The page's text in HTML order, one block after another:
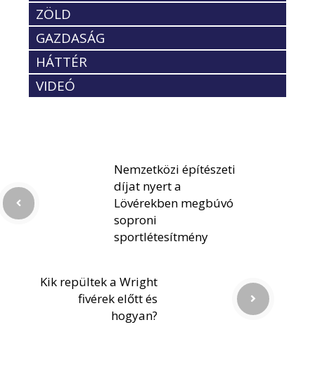
ZÖLD
GAZDASÁG
HÁTTÉR
VIDEÓ
Nemzetközi építészeti
díjat nyert a
Lövérekben megbúvó
soproni
sportlétesítmény
Kik repültek a Wright
fivérek előtt és
hogyan?